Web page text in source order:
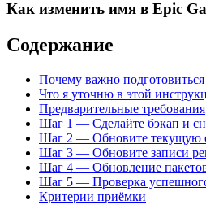
Как изменить имя в Epic
Содержание
Почему важно подготовиться
Что я уточню в этой
Предварительные требования
Шаг 1 — Сделайте бэкап и
Шаг 2 — Обновите текущую
Шаг 3 — Обновите записи
Шаг 4 — Обновление
Шаг 5 — Проверка
Критерии приёмки